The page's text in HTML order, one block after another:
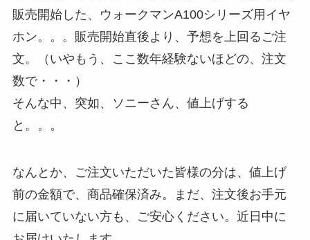
販売開始した、ウォークマンA100シリーズ用イヤ
ホン。。。販売開始直後より、予想を上回るご注
文。（いやもう、ここ数年経験ないほどの、注文
数で・・・）
そんな中、突如、ソニーさん、値上げする
と。。。
なんとか、ご注文いただいた皆様の分は、値上げ
前の金額で、商品確保済み。まだ、注文後お手元
に届いていない方も、ご安心ください。近日中に